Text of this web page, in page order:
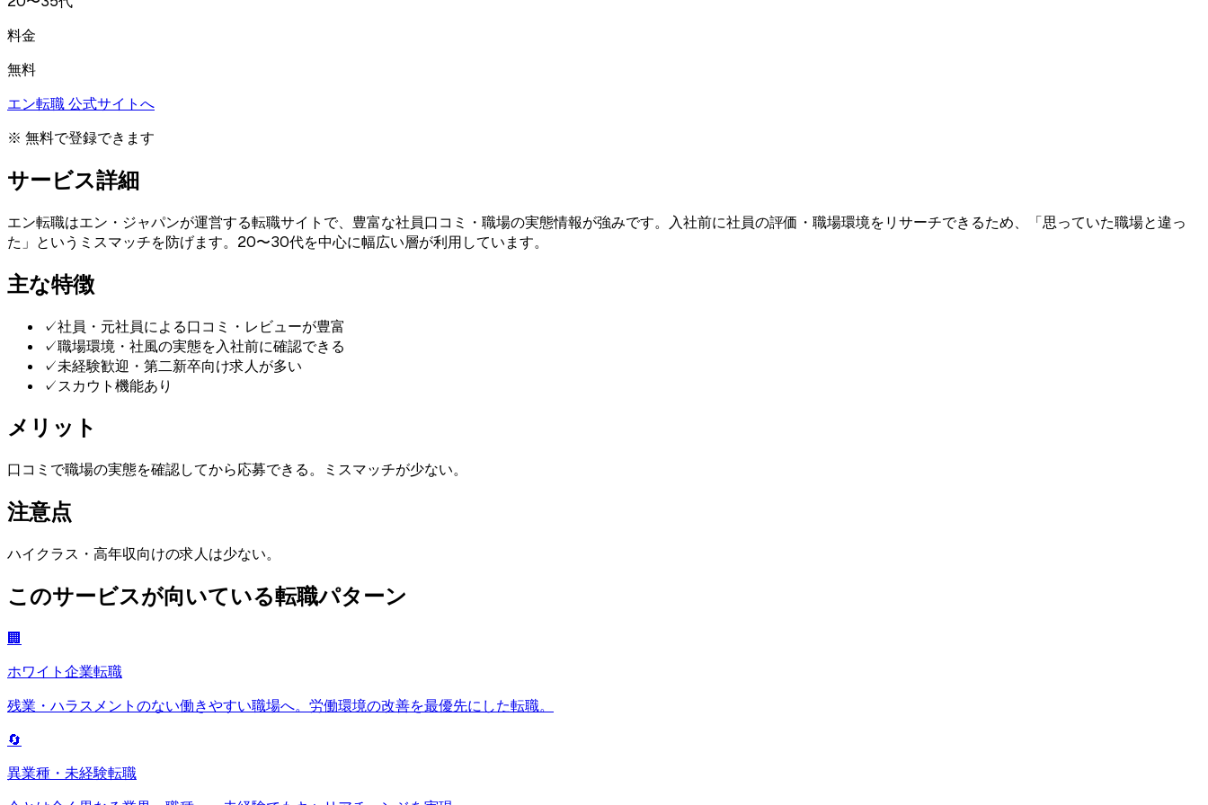
料金
無料
エン転職公式サイトへ
※ 無料で登録できます
サービス詳細
エン転職はエン・ジャパンが運営する転職サイトで、豊富な社員口コミ・職場の実態情報が強みです。入社前に社員の評価・職場環境をリサーチできるため、「思っていた職場と違っ
た」というミスマッチを防げます。20〜30代を中心に幅広い層が利用しています。
主な特徴
✓社員・元社員による口コミ・レビューが豊富
✓職場環境・社風の実態を入社前に確認できる
✓未経験歓迎・第二新卒向け求人が多い
✓スカウト機能あり
メリット
口コミで職場の実態を確認してから応募できる。ミスマッチが少ない。
注意点
ハイクラス・高年収向けの求人は少ない。
このサービスが向いている転職パターン
🏢
ホワイト企業転職
残業・ハラスメントのない働きやすい職場へ。労働環境の改善を最優先にした転職。
🔄
異業種・未経験転職